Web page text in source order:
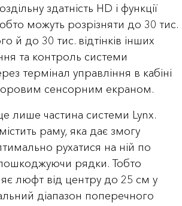
здатність HD і функції
можуть розрізняти до 30 тис.
й до 30 тис. відтінків інших
та контроль системи
термінал управління в кабіні
сенсорним екраном.
лише частина системи Lynx.
раму, яка дає змогу
рухатися на ній по
рядки. Тобто
люфт від центру до 25 см у
діапазон поперечного